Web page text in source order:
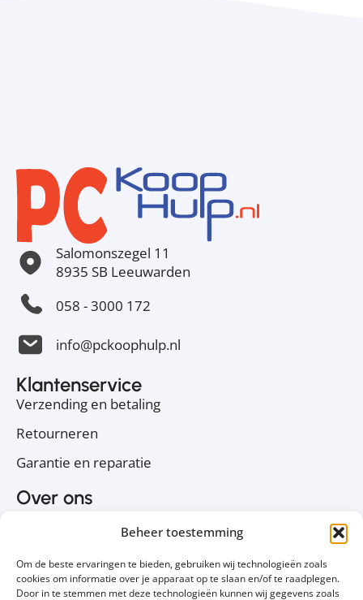
Beheer toestemming
Om de beste ervaringen te bieden, gebruiken wij technologieën zoals
cookies om informatie over je apparaat op te slaan en/of te raadplegen.
Door in te stemmen met deze technologieën kunnen wij gegevens zoals
Salomonszegel 11
8935 SB Leeuwarden
058 - 3000 172
info@pckoophulp.nl
Klantenservice
Verzending en betaling
Retourneren
Garantie en reparatie
Over ons
Cookiebeleid